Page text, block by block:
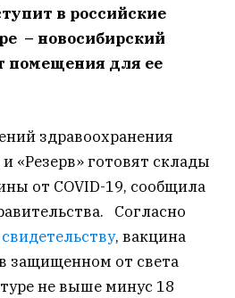
в российские
– новосибирский
помещения для ее
здравоохранения
«Резерв» готовят склады
от COVID-19, сообщила
Согласно
свидетельству, вакцина
защищенном от света
не выше минус 18